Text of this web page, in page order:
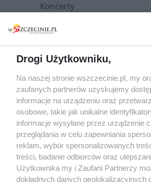
Koncerty
Spacery i oprowadzania
targi
Wernisaże
Więcej
20.
Drogi Użytkowniku,
Na naszej stronie wszczecinie.pl, my
zaufanych partnerów uzyskujemy
informacje na urządzeniu oraz
osobowe, takie jak unikalne
informacje wysyłane przez urządzenie
przeglądania w celu zapewniania
reklam, wybór spersonalizowanych
treści, badanie odbiorców oraz
Użytkownika my i Zaufani Partnerzy
dokładnych danych geolokalizacyjnych